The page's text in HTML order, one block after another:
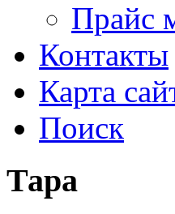
Прайс
Контакты
Карта
Поиск
Тара